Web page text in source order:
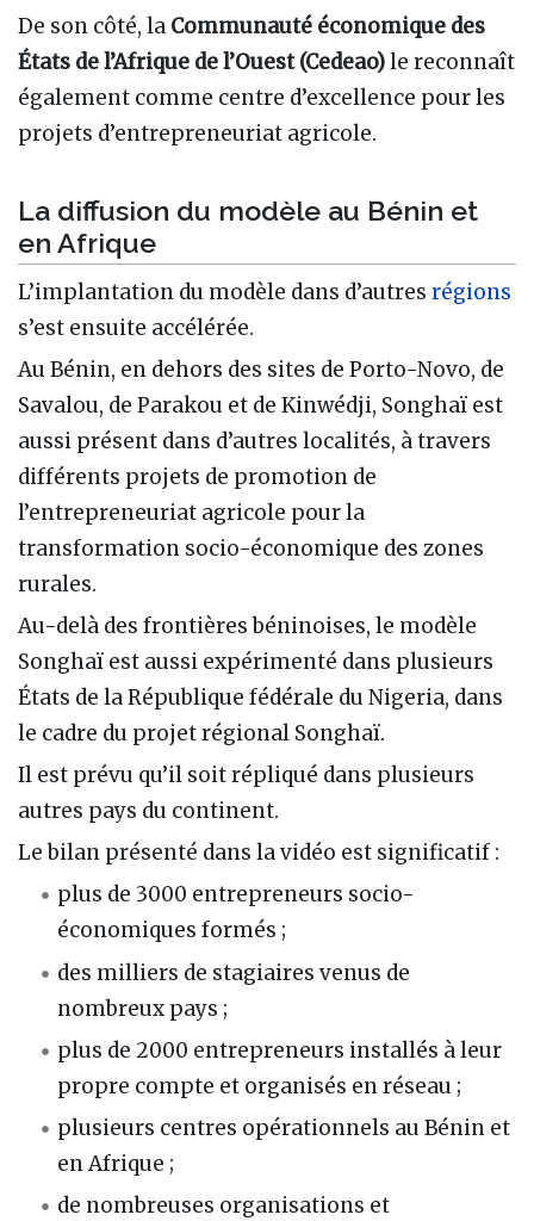
De son côté, la Communauté économique des
États de l’Afrique de l’Ouest (Cedeao)le reconnaît
également comme centre d’excellence pour les
projets d’entrepreneuriat agricole.
La diffusion du modèle au Bénin et
en Afrique
L’implantation du modèle dans d’autres régions
s’est ensuite accélérée.
Au Bénin, en dehors des sites de Porto-Novo, de
Savalou, de Parakou et de Kinwédji, Songhaï est
aussi présent dans d’autres localités, à travers
différents projets de promotion de
l’entrepreneuriat agricole pour la
transformation socio-économique des zones
rurales.
Au-delà des frontières béninoises, le modèle
Songhaï est aussi expérimenté dans plusieurs
États de la République fédérale du Nigeria, dans
le cadre du projet régional Songhaï.
Il est prévu qu’il soit répliqué dans plusieurs
autres pays du continent.
Le bilan présenté dans la vidéo est significatif :
plus de 3000 entrepreneurs socio-
économiques formés ;
des milliers de stagiaires venus de
nombreux pays ;
plus de 2000 entrepreneurs installés à leur
propre compte et organisés en réseau ;
plusieurs centres opérationnels au Bénin et
en Afrique ;
de nombreuses organisations et